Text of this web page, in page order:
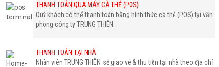
THANH TOÁN QUA MÁY CÀ THẺ (POS)
Quý khách có thể thanh toán bằng hình thức cà thẻ (POS) tại văn
phòng công ty TRUNG THIÊN.
THANH TOÁN TẠI NHÀ
Nhân viên TRUNG THIÊN sẽ giao vé & thu tiền tại nhà theo địa chỉ